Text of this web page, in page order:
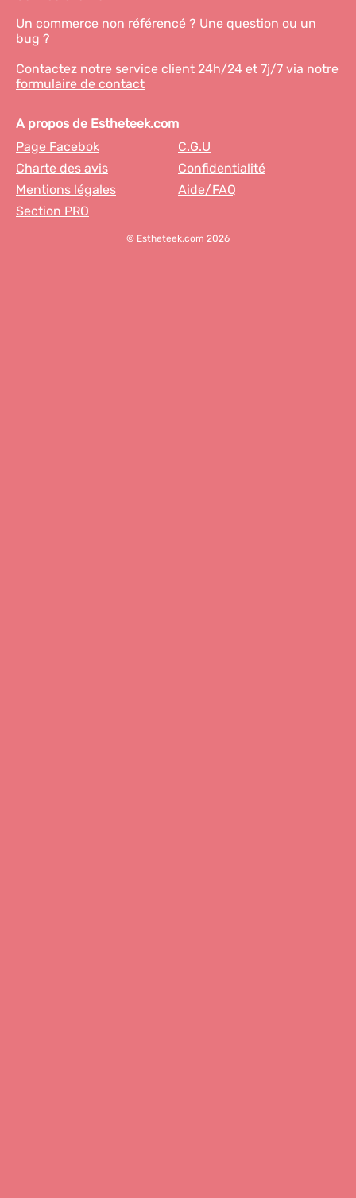
Un commerce non référencé ? Une question ou un
bug ?
Contactez notre service client 24h/24 et 7j/7 via notre
formulaire de contact
A propos de Estheteek.com
Page Facebok
C.G.U
Charte des avis
Confidentialité
Mentions légales
Aide/FAQ
Section PRO
© Estheteek.com 2026